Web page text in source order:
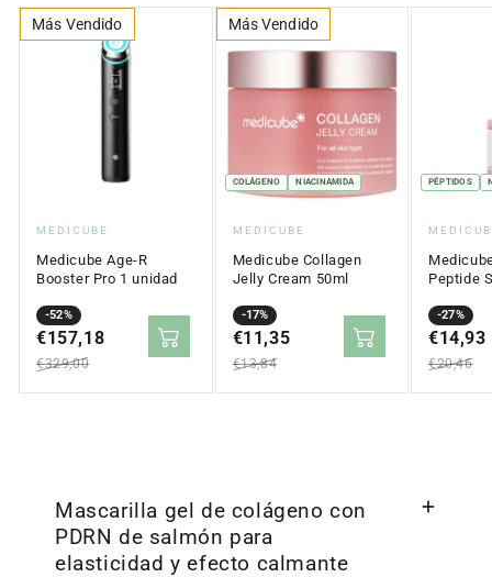
hidrolizado de colágeno, péptidos (acetyl/ palmitoyl
peptides), niacinamida, pantenol
Corea del Sur
Más Vendido
Proveedor:
MEDICUBE
Medicube Age-R
Booster Pro 1 unidad
-52%
Precio
en
€157,18
Precio
regular
€329,00
Más Vendido
COLÁGENO NIACINAMIDA
Proveedor:
MEDICUBE
Medicube Collagen
Jelly Cream 50ml
-17%
Precio
en
€11,35
Precio
regular
€13,84
PÉPTIDOS
Peptide
-27%
Precio
en
€14,93
Precio
regular
€20,46
Mascarilla gel de colágeno con
PDRN de salmón para
elasticidad y efecto calmante